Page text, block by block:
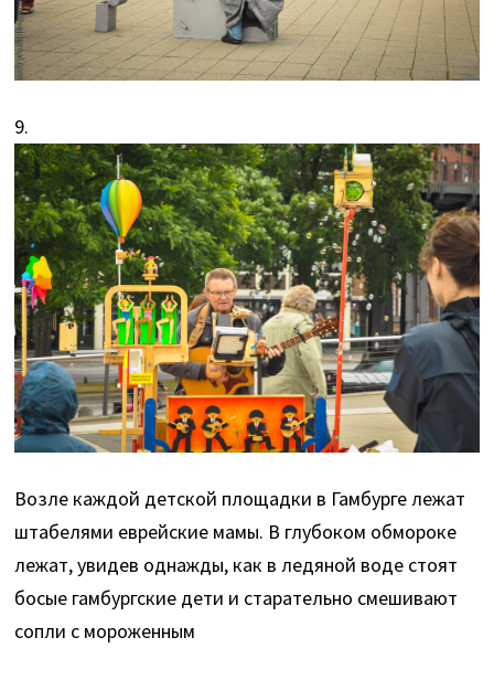
9.
Возле каждой детской площадки в Гамбурге лежат
штабелями еврейские мамы. В глубоком обмороке
лежат, увидев однажды, как в ледяной воде стоят
босые гамбургские дети и старательно смешивают
сопли с мороженным